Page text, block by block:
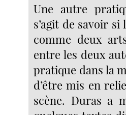
Une autre
s’agit de savoir
comme deux
entre les deux
pratique dans la
d’être mis en
scène. Duras a